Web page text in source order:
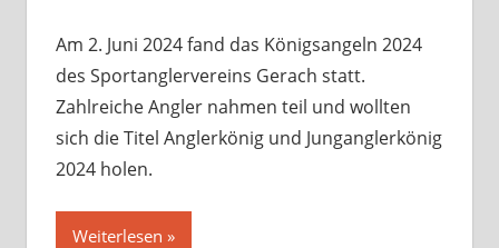
Am 2. Juni 2024 fand das Königsangeln 2024
des Sportanglervereins Gerach statt.
Zahlreiche Angler nahmen teil und wollten
sich die Titel Anglerkönig und Junganglerkönig
2024 holen.
Weiterlesen